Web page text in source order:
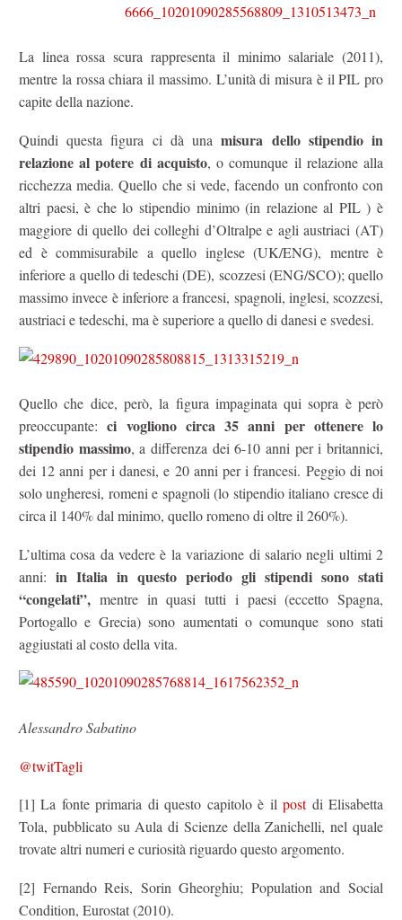
La linea rossa scura rappresenta il minimo salariale (2011),
mentre la rossa chiara il massimo. L’unità di misura è il PIL pro
capite della nazione.
Quindi questa figura ci dà unamisura dello stipendio in
relazione al potere di acquisto, o comunque il relazione alla
ricchezza media. Quello che si vede, facendo un confronto con
altri paesi, è che lo stipendio minimo (in relazione al PIL ) è
maggiore di quello dei colleghi d’Oltralpe e agli austriaci (AT)
ed è commisurabile a quello inglese (UK/ENG), mentre è
inferiore a quello di tedeschi (DE), scozzesi (ENG/SCO); quello
massimo invece è inferiore a francesi, spagnoli, inglesi, scozzesi,
austriaci e tedeschi, ma è superiore a quello di danesi e svedesi.
Quello che dice, però, la figura impaginata qui sopra è però
preoccupante:ci vogliono circa 35 anni per ottenere lo
stipendio massimo, a differenza dei 6-10 anni per i britannici,
dei 12 anni per i danesi, e 20 anni per i francesi. Peggio di noi
solo ungheresi, romeni e spagnoli (lo stipendio italiano cresce di
circa il 140% dal minimo, quello romeno di oltre il 260%).
L’ultima cosa da vedere è la variazione di salario negli ultimi 2
anni: in Italia in questo periodo gli stipendi sono stati
“congelati”, mentre in quasi tutti i paesi (eccetto Spagna,
Portogallo e Grecia) sono aumentati o comunque sono stati
aggiustati al costo della vita.
Alessandro Sabatino
@twitTagli
[1] La fonte primaria di questo capitolo è ilpostdi Elisabetta
Tola, pubblicato su Aula di Scienze della Zanichelli, nel quale
trovate altri numeri e curiosità riguardo questo argomento.
[2] Fernando Reis, Sorin Gheorghiu; Population and Social
Condition, Eurostat (2010).